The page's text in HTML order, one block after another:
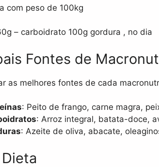
com peso de 100kg
– carboidrato 100g gordura , no dia
Fontes de
as melhores fontes de cada
: Peito de frango, carne magra,
: Arroz integral, batata-doce,
: Azeite de oliva, abacate,